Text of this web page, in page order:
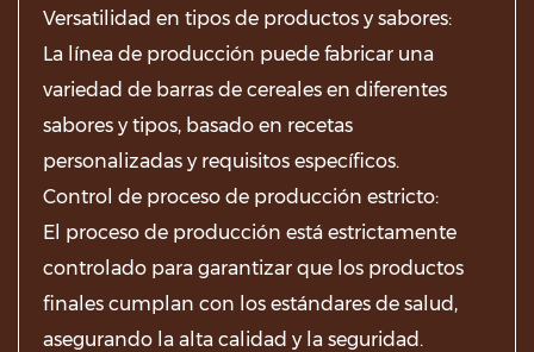
Versatilidad en tipos de productos y sabores:
La línea de producción puede fabricar una
variedad de barras de cereales en diferentes
sabores y tipos, basado en recetas
personalizadas y requisitos específicos.
Control de proceso de producción estricto:
El proceso de producción está estrictamente
controlado para garantizar que los productos
finales cumplan con los estándares de salud,
asegurando la alta calidad y la seguridad.